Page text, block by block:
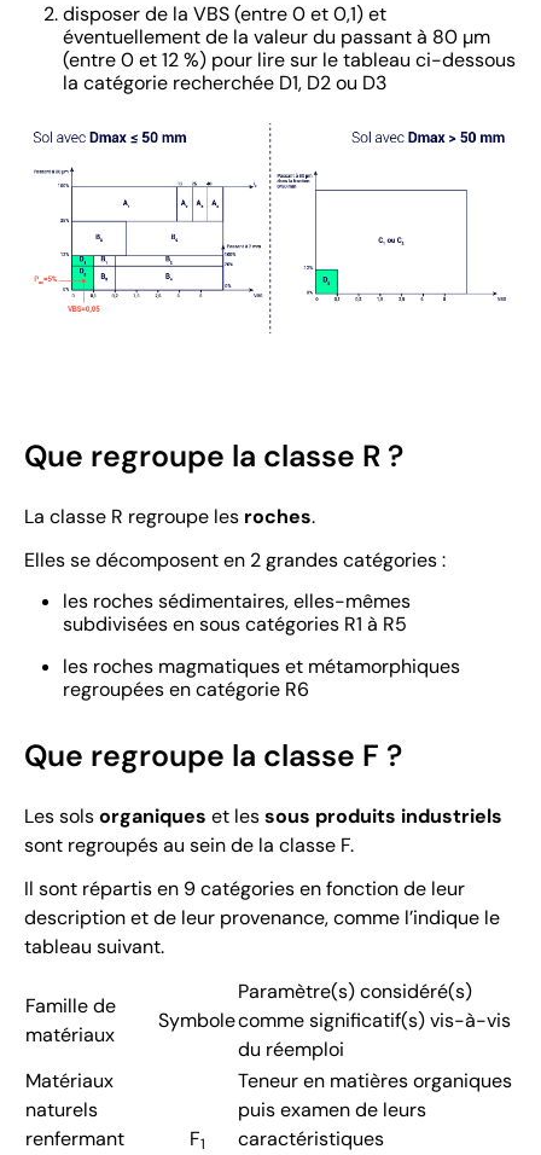
disposer de la VBS (entre 0 et 0,1) et
éventuellement de la valeur du passant à 80 µm
(entre 0 et 12 %) pour lire sur le tableau ci-dessous
la catégorie recherchée D1, D2 ou D3
Que regroupe la classe R ?
La classe R regroupe les roches.
Elles se décomposent en 2 grandes catégories :
les roches sédimentaires, elles-mêmes
subdivisées en sous catégories R1 à R5
les roches magmatiques et métamorphiques
regroupées en catégorie R6
Que regroupe la classe F ?
Les solsorganiques et lessous produits industriels
sont regroupés au sein de la classe F.
Il sont répartis en 9 catégories en fonction de leur
description et de leur provenance, comme l’indique le
tableau suivant.
Famille de
matériaux
Symbole
Paramètre(s) considéré(s)
comme significatif(s) vis-à-vis
du réemploi
Matériaux
naturels
renfermant
F1
Teneur en matières organiques
puis examen de leurs
caractéristiques